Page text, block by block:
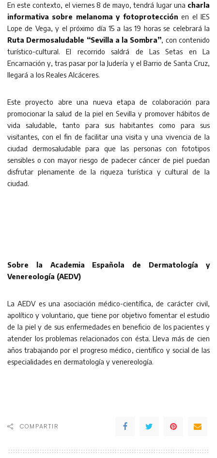
En este contexto, el viernes 8 de mayo, tendrá lugar una charla
informativa sobre melanoma y fotoprotección en el IES
Lope de Vega, y el próximo día 15 a las 19 horas se celebrará la
Ruta Dermosaludable “Sevilla a la Sombra”, con contenido
turístico-cultural. El recorrido saldrá de Las Setas en La
Encarnación y, tras pasar por la Judería y el Barrio de Santa Cruz,
llegará a los Reales Alcáceres.
Este proyecto abre una nueva etapa de colaboración para
promocionar la salud de la piel en Sevilla y promover hábitos de
vida saludable, tanto para sus habitantes como para sus
visitantes, con el fin de facilitar una visita y una vivencia de la
ciudad dermosaludable para que las personas con fototipos
sensibles o con mayor riesgo de padecer cáncer de piel puedan
disfrutar plenamente de la riqueza turística y cultural de la
ciudad.
Sobre la Academia Española de Dermatología y
Venereología (AEDV)
La AEDV es una asociación médico-científica, de carácter civil,
apolítico y voluntario, que tiene por objetivo fomentar el estudio
de la piel y de sus enfermedades en beneficio de los pacientes y
atender los problemas relacionados con ésta. Lleva más de cien
años trabajando por el progreso médico, científico y social de las
especialidades en dermatología y venereología.
COMPARTIR